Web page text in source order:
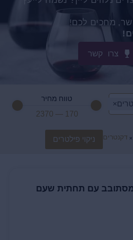
מחכים לכם!
צרו קשר
×
טווח מחיר
170
—
2370
דקנטרים × ניקוי פילטרים
מסתובב עם תחתית שעם